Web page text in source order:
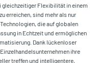
gleichzeitiger Flexibilität in einem
erreichen, sind mehr als nur
die auf globalen
in Echtzeit und ermöglichen
Dank lückenloser
ihre
treffen und intelligentere,